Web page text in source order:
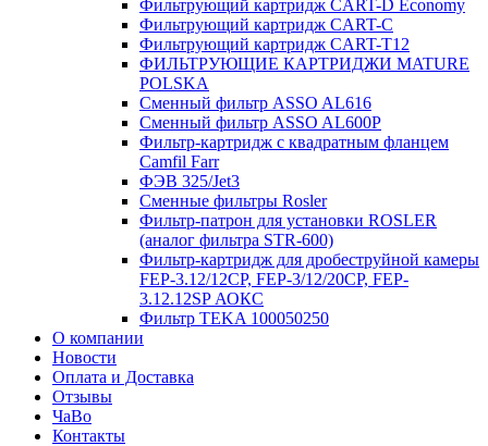
Фильтрующий картридж CART-D Economy
Фильтрующий картридж CART-C
Фильтрующий картридж CART-T12
ФИЛЬТРУЮЩИЕ КАРТРИДЖИ MATURE
POLSKA
Сменный фильтр ASSO AL616
Сменный фильтр ASSO AL600P
Фильтр-картридж с квадратным фланцем
Camfil Farr
ФЭВ 325/Jet3
Сменные фильтры Rosler
Фильтр-патрон для установки ROSLER
(аналог фильтра STR-600)
Фильтр-картридж для дробеструйной камеры
FEP-3.12/12СР, FEP-3/12/20CP, FEP-
3.12.12SP АОКС
Фильтр TEKA 100050250
О компании
Новости
Оплата и Доставка
Отзывы
ЧаВо
Контакты